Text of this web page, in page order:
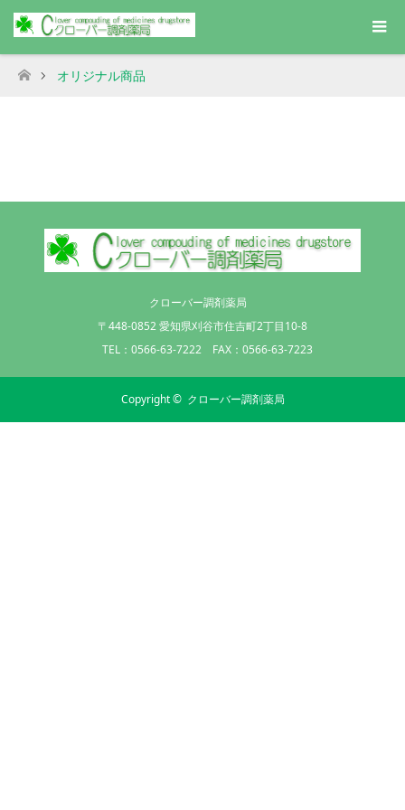
ホーム
オリジナル商品
クローバー調剤薬局
〒448-0852 愛知県刈谷市住吉町2丁目10-8
TEL：0566-63-7222 FAX：0566-63-7223
Copyright © クローバー調剤薬局